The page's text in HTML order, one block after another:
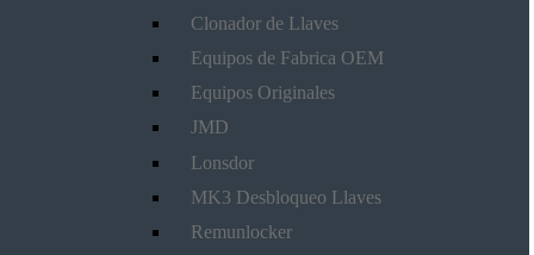
Clonador de Llaves
Equipos de Fabrica OEM
Equipos Originales
JMD
Lonsdor
MK3 Desbloqueo Llaves
Remunlocker